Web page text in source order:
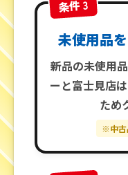
条件 3
未使用品
新品の未使用
ーと富士見店
ため
※中古